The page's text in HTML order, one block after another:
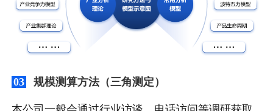
03 规模测算方法（三角测定）